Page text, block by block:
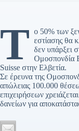
Τ ο 50% των
εστίασης θα
δεν υπάρξει
Ομοσπονδία
Suisse στην Ελβετία.
Σε έρευνα της
απώλειας 100.000
επιχειρήσεων
δανείων για